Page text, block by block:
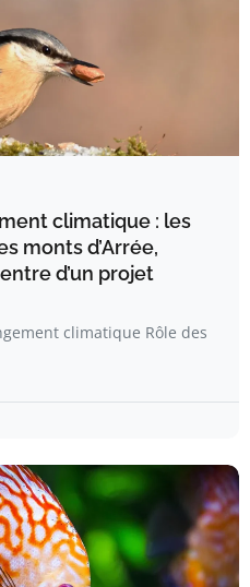
climatique : les
monts d’Arrée,
d’un projet
climatique Rôle des